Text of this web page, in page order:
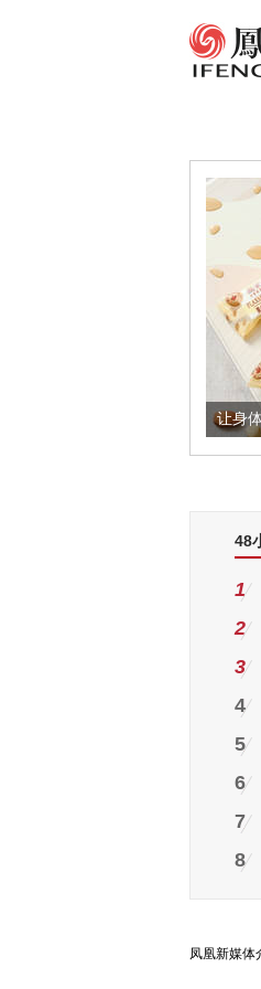
让身
48
1
2
3
4
5
6
7
8
凤凰新媒体